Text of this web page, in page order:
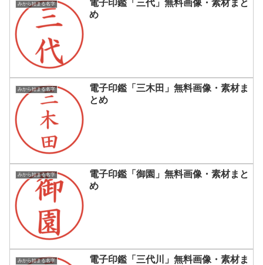
みから始まる名字
電子印鑑「三代」無料画像・素材まと
め
みから始まる名字
電子印鑑「三木田」無料画像・素材ま
とめ
みから始まる名字
電子印鑑「御園」無料画像・素材まと
め
みから始まる名字
電子印鑑「三代川」無料画像・素材ま